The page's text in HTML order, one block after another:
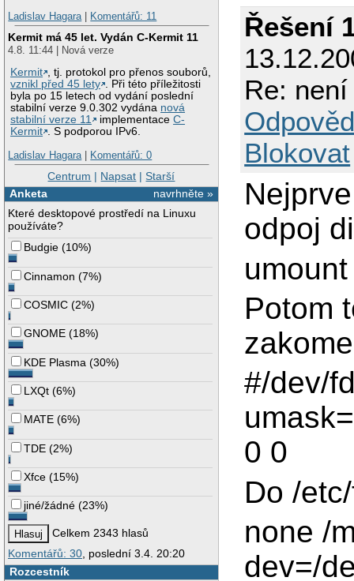
Ladislav Hagara| Komentářů: 11
Kermit má 45 let. Vydán C-Kermit 11
4.8. 11:44 | Nová verze
Kermit , tj. protokol pro přenos souborů,
vznikl před 45 lety . Při této příležitosti
byla po 15 letech od vydání poslední
stabilní verze 9.0.302 vydána nová
stabilní verze 11
implementaceC-
Kermit . S podporou IPv6.
Ladislav Hagara| Komentářů: 0
Centrum | Napsat |Starší
navrhněte »
Anketa
Které desktopové prostředí na Linuxu
používáte?
Budgie (10%)
Cinnamon (7%)
COSMIC (2%)
GNOME (18%)
KDE Plasma (30%)
LXQt (6%)
MATE (6%)
TDE (2%)
Xfce (15%)
jiné/žádné (23%)
Celkem 2343 hlasů
Komentářů: 30 , poslední 3.4. 20:20
Rozcestník
Řešení
Re:
Blokovat
odpoj
Potom
#/dev/
0 0
Do /
none /
dev=/